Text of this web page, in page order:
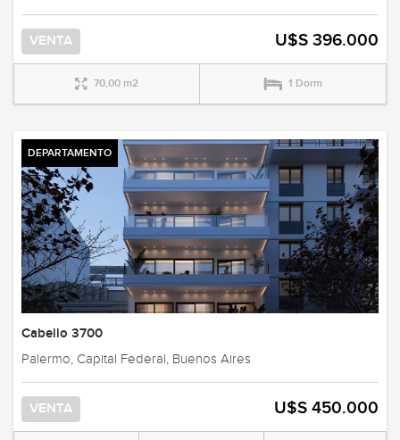
VENTA U$S 396.000
70,00 m2 1 Dorm
DEPARTAMENTO
Cabello 3700
Palermo, Capital Federal, Buenos Aires
VENTA U$S 450.000